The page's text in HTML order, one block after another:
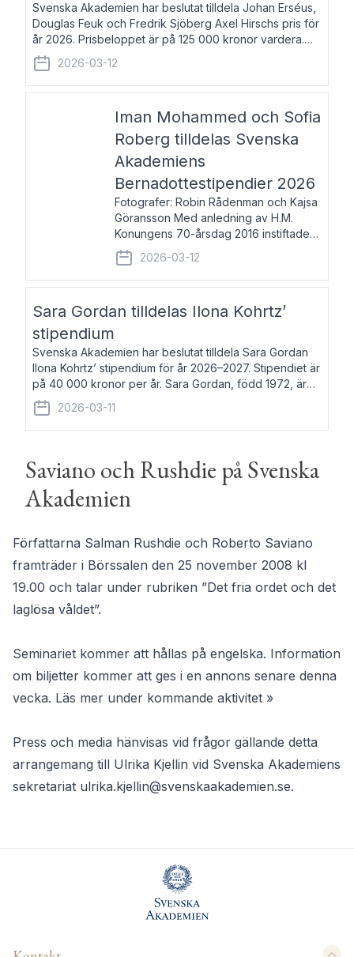
Svenska Akademien har beslutat tilldela Johan Erséus,
Douglas Feuk och Fredrik Sjöberg Axel Hirschs pris för
år 2026. Prisbeloppet är på 125 000 kronor vardera.
Johan Erséus, född 1959, är fackboksförfattare och
journalist med mångårigt för
2026-03-12
Iman Mohammed och Sofia
Roberg tilldelas Svenska
Akademiens
Bernadottestipendier 2026
Fotografer: Robin Rådenman och Kajsa
Göransson Med anledning av H.M.
Konungens 70-årsdag 2016 instiftade
fem av de kungliga akademierna det så
kallade Bernadotteprogrammet med
syfte att genom stipendier erbjuda stöd
2026-03-12
Sara Gordan tilldelas Ilona Kohrtz’
stipendium
Svenska Akademien har beslutat tilldela Sara Gordan
Ilona Kohrtz’ stipendium för år 2026–2027. Stipendiet är
på 40 000 kronor per år. Sara Gordan, född 1972, är
författare och översättare. Hon debuterade 2006 med
det prosalyriska verket En
2026-03-11
Saviano och Rushdie på Svenska
Akademien
Författarna Salman Rushdie och Roberto Saviano
framträder i Börssalen den 25 november 2008 kl
19.00 och talar under rubriken ”Det fria ordet och det
laglösa våldet”.
Seminariet kommer att hållas på engelska. Information
om biljetter kommer att ges i en annons senare denna
vecka. Läs mer under kommande aktivitet »
Press och media hänvisas vid frågor gällande detta
arrangemang till Ulrika Kjellin vid Svenska Akademiens
sekretariat ulrika.kjellin@svenskaakademien.se.